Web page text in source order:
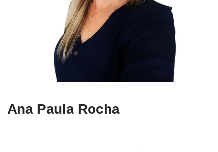
Ana Paula Rocha